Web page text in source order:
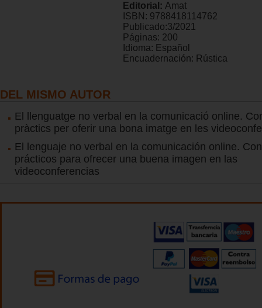
Editorial: Amat
ISBN: 9788418114762
Publicado:3/2021
Páginas: 200
Idioma: Español
Encuadernación: Rústica
DEL MISMO AUTOR
El llenguatge no verbal en la comunicació online.
pràctics per oferir una bona imatge en les
El lenguaje no verbal en la comunicación online.
prácticos para ofrecer una buena imagen en las
videoconferencias